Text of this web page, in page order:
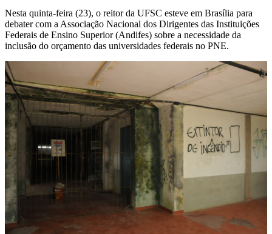
Nesta quinta-feira (23), o reitor da UFSC esteve em Brasília para
debater com a Associação Nacional dos Dirigentes das Instituições
Federais de Ensino Superior (Andifes) sobre a necessidade da
inclusão do orçamento das universidades federais no PNE.